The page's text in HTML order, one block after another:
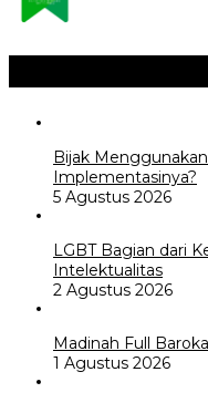
Bijak
Implementasinya?
5 Agustus 2026
LGBT Bagian dari
Intelektualitas
2 Agustus 2026
Madinah Full
1 Agustus 2026